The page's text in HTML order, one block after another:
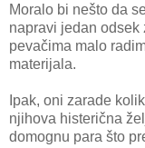
Moralo bi nešto da
napravi jedan odsek
pevačima malo
materijala.
Ipak, oni zarade
njihova histerična
domognu para što